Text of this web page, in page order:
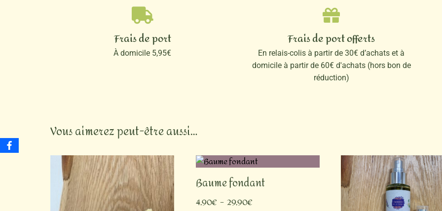
Frais de port
À domicile 5,95€
Frais de port offerts
En relais-colis à partir de 30€ d’achats et à
domicile à partir de 60€ d'achats (hors bon de
réduction)
Vous aimerez peut-être aussi…
Baume fondant
4,90€ –29,90€